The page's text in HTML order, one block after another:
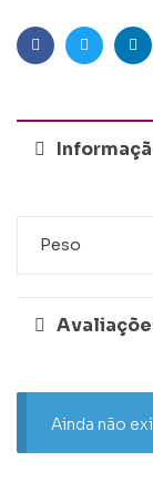
FacebookTwitter
Peso
Ainda não